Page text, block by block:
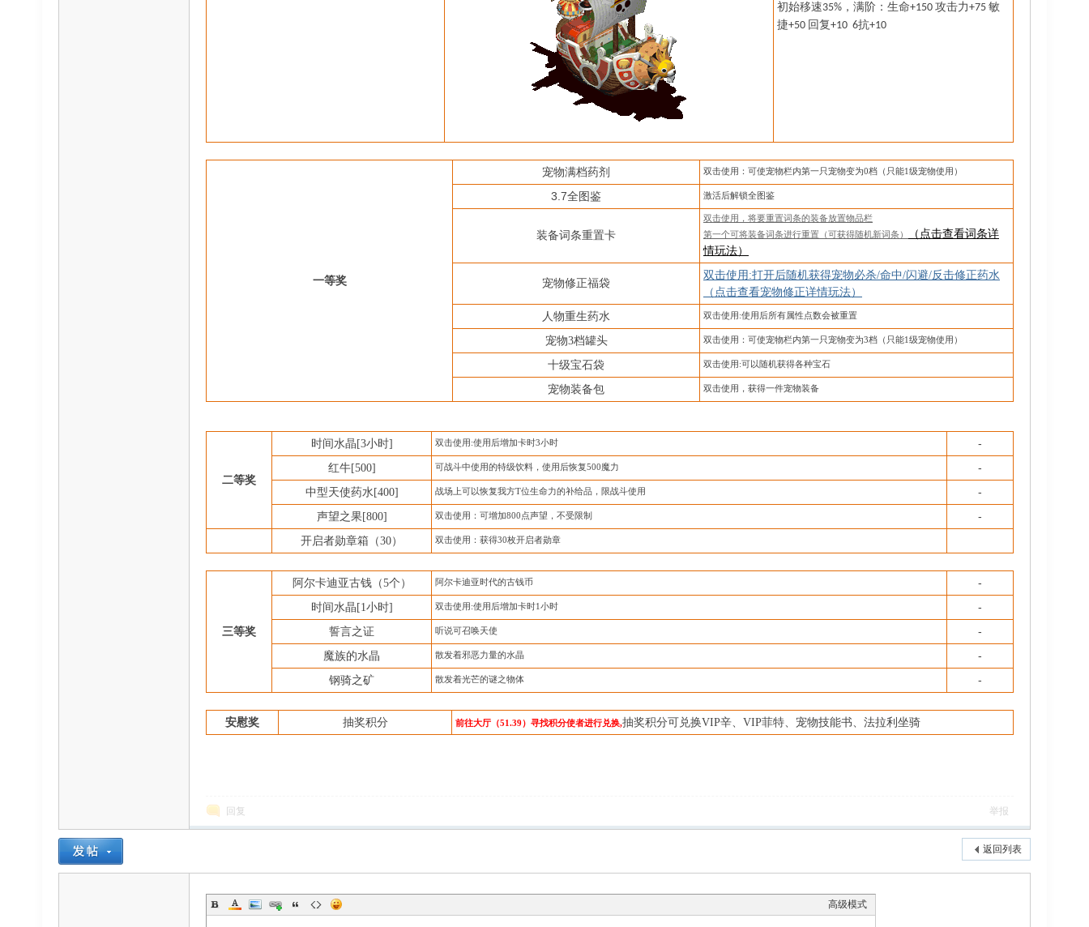
初始移速35% ， 满阶：生命+150 攻击力+75 敏
捷+50 回复+10 6抗+10
一等奖
宠物满档药剂 双击使用：可使宠物栏内第一只宠物变为0档（只能1级宠物使用）
3.7全图鉴 激活后解锁全图鉴
装备词条重置卡
双击使用，将要重置词条的装备放置物品栏
第一个可将装备词条进行重置（可获得随机新词条）
（点击查看词条详
情玩法）
宠物修正福袋
双击使用 :打开后随机获得宠物必杀/命中/闪避/反击修正药水
（点击查看宠物修正详情玩法）
人物重生药水 双击使用 :使用后所有属性点数会被重置
宠物3档罐头 双击使用：可使宠物栏内第一只宠物变为3档（只能1级宠物使用）
十级宝石袋 双击使用 :可以随机获得各种宝石
宠物装备包 双击使用，获得一件宠物装备
二等奖
时间水晶 [3小时] 双击使用 :使用后增加卡时3小时 -
红牛[500] 可战斗中使用的特级饮料，使用后恢复500魔力 -
中型天使药水[400] 战场上可以恢复我方T位生命力的补给品，限战斗使用 -
声望之果 [800] 双击使用：可增加800点声望，不受限制 -
开启者勋章箱（30） 双击使用：获得30枚开启者勋章
三等奖
阿尔卡迪亚古钱（5个） 阿尔卡迪亚时代的古钱币 -
时间水晶 [1小时] 双击使用 :使用后增加卡时1小时
-
誓言之证
听说可召唤天使
-
魔族的水晶
散发着邪恶力量的水晶
-
钢骑之矿
散发着光芒的谜之物体 -
安慰奖 抽奖积分 前往大厅（51.39）寻找积分使者进行兑换,抽奖积分可兑换VIP辛、VIP菲特、宠物技能书、法拉利坐骑
回复 举报
返回列表
高级模式